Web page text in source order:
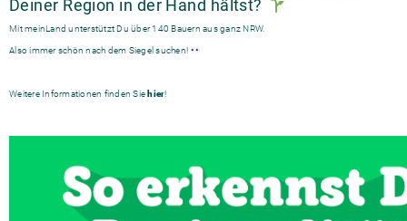
Deiner Region in der Hand hältst?
Mit meinLand unterstützt Du über 140 Bauern aus ganz NRW.
Also immer schön nach dem Siegel suchen!
Weitere Informationen finden Sie hier!